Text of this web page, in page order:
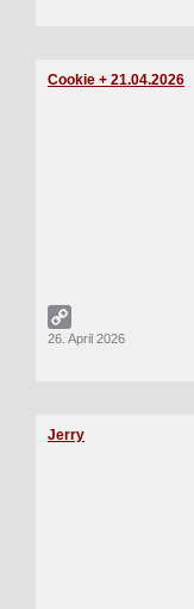
Cookie + 21.04.2026
Email
Copy
26. April 2026
Jerry